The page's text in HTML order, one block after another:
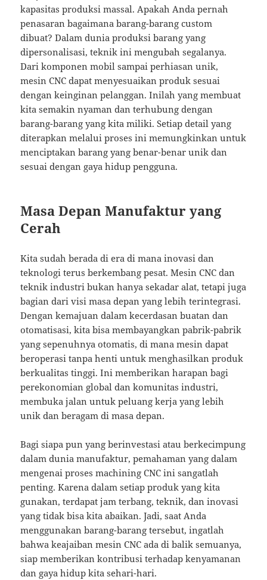
kapasitas produksi massal. Apakah Anda pernah
penasaran bagaimana barang-barang custom
dibuat? Dalam dunia produksi barang yang
dipersonalisasi, teknik ini mengubah segalanya.
Dari komponen mobil sampai perhiasan unik,
mesin CNC dapat menyesuaikan produk sesuai
dengan keinginan pelanggan. Inilah yang membuat
kita semakin nyaman dan terhubung dengan
barang-barang yang kita miliki. Setiap detail yang
diterapkan melalui proses ini memungkinkan untuk
menciptakan barang yang benar-benar unik dan
sesuai dengan gaya hidup pengguna.
Masa Depan Manufaktur yang
Cerah
Kita sudah berada di era di mana inovasi dan
teknologi terus berkembang pesat. Mesin CNC dan
teknik industri bukan hanya sekadar alat, tetapi juga
bagian dari visi masa depan yang lebih terintegrasi.
Dengan kemajuan dalam kecerdasan buatan dan
otomatisasi, kita bisa membayangkan pabrik-pabrik
yang sepenuhnya otomatis, di mana mesin dapat
beroperasi tanpa henti untuk menghasilkan produk
berkualitas tinggi. Ini memberikan harapan bagi
perekonomian global dan komunitas industri,
membuka jalan untuk peluang kerja yang lebih
unik dan beragam di masa depan.
Bagi siapa pun yang berinvestasi atau berkecimpung
dalam dunia manufaktur, pemahaman yang dalam
mengenai proses machining CNC ini sangatlah
penting. Karena dalam setiap produk yang kita
gunakan, terdapat jam terbang, teknik, dan inovasi
yang tidak bisa kita abaikan. Jadi, saat Anda
menggunakan barang-barang tersebut, ingatlah
bahwa keajaiban mesin CNC ada di balik semuanya,
siap memberikan kontribusi terhadap kenyamanan
dan gaya hidup kita sehari-hari.